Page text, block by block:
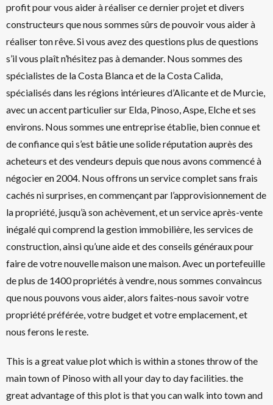
profit pour vous aider à réaliser ce dernier projet et divers
constructeurs que nous sommes sûrs de pouvoir vous aider à
réaliser ton rêve. Si vous avez des questions plus de questions
s’il vous plaît n’hésitez pas à demander. Nous sommes des
spécialistes de la Costa Blanca et de la Costa Calida,
spécialisés dans les régions intérieures d’Alicante et de Murcie,
avec un accent particulier sur Elda, Pinoso, Aspe, Elche et ses
environs. Nous sommes une entreprise établie, bien connue et
de confiance qui s’est bâtie une solide réputation auprès des
acheteurs et des vendeurs depuis que nous avons commencé à
négocier en 2004. Nous offrons un service complet sans frais
cachés ni surprises, en commençant par l’approvisionnement de
la propriété, jusqu’à son achèvement, et un service après-vente
inégalé qui comprend la gestion immobilière, les services de
construction, ainsi qu’une aide et des conseils généraux pour
faire de votre nouvelle maison une maison. Avec un portefeuille
de plus de 1400 propriétés à vendre, nous sommes convaincus
que nous pouvons vous aider, alors faites-nous savoir votre
propriété préférée, votre budget et votre emplacement, et
nous ferons le reste.
This is a great value plot which is within a stones throw of the
main town of Pinoso with all your day to day facilities. the
great advantage of this plot is that you can walk into town and